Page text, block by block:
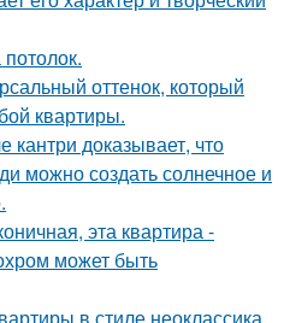
оттенок, который
квартиры.
кантри доказывает, что
можно создать солнечное и
эта квартира -
может быть